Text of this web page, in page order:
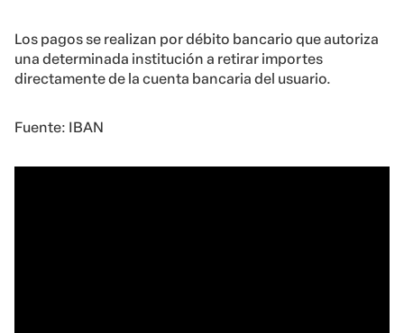
Los pagos se realizan por débito bancario que autoriza
una determinada institución a retirar importes
directamente de la cuenta bancaria del usuario.
Fuente: IBAN